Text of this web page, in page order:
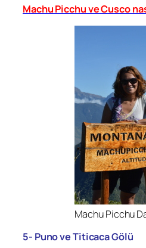
Machu Picchu ve Cusco
Machu Picchu
5- Puno ve Titicaca Gölü